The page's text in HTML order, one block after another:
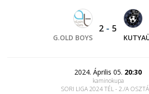
G.OLD BOYS
2 - 5
2024. Április 05. 20:30
kaminokupa
SORI LIGA 2024 TÉL - 2./A